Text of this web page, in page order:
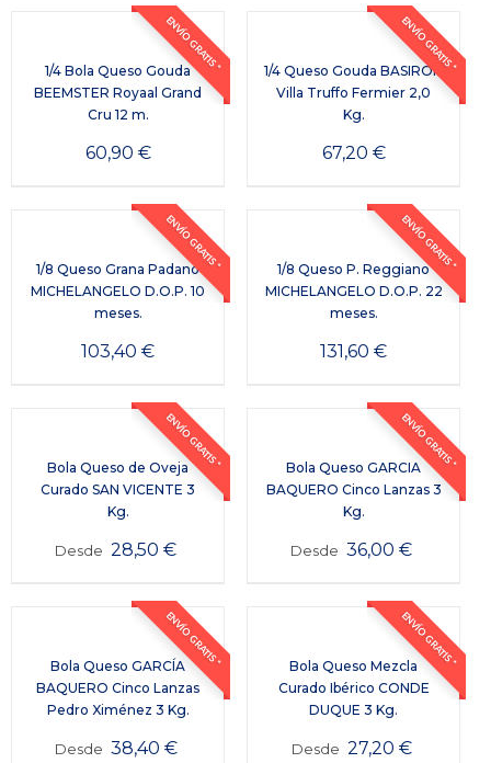
ENVÍO GRATIS *
1/4 Bola Queso Gouda
BEEMSTER Royaal Grand
Cru 12 m.
60,90 €
ENVÍO GRATIS *
1/4 Queso Gouda BASIRON
Villa Truffo Fermier 2,0
Kg.
67,20 €
ENVÍO GRATIS *
1/8 Queso Grana Padano
MICHELANGELO D.O.P. 10
meses.
103,40€
ENVÍO GRATIS *
1/8 Queso P. Reggiano
MICHELANGELO D.O.P. 22
meses.
131,60€
ENVÍO GRATIS *
Bola Queso de Oveja
Curado SAN VICENTE 3
Kg.
Desde 28,50€
ENVÍO GRATIS *
Bola Queso GARCIA
BAQUERO Cinco Lanzas 3
Kg.
Desde 36,00€
ENVÍO GRATIS *
Bola Queso GARCÍA
BAQUERO Cinco Lanzas
Pedro Ximénez 3 Kg.
Desde 38,40 €
ENVÍO GRATIS *
Bola Queso Mezcla
Curado Ibérico CONDE
DUQUE 3 Kg.
Desde 27,20 €